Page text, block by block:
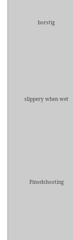
borstig
slippery when wet
Pinselshooting